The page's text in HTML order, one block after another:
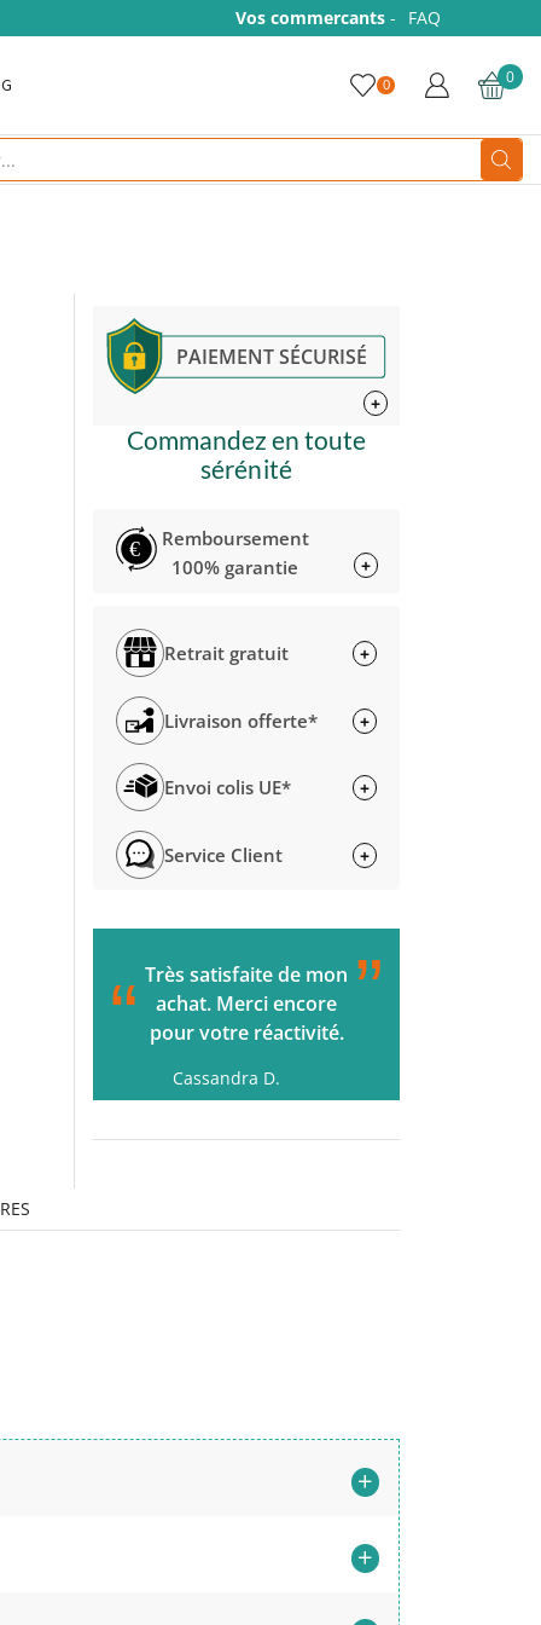
Vos commercants- FAQ
0 0
PAIEMENT SÉCURISÉ
+
Commandez en toute
sérénité
€
Remboursement
100% garantie
+
Retrait gratuit +
Livraison offerte* +
Envoi colis UE* +
Service Client +
“
C'était parfait de la
commande à la
livraison. Je
recommande !
Gérard H.
”
+
+